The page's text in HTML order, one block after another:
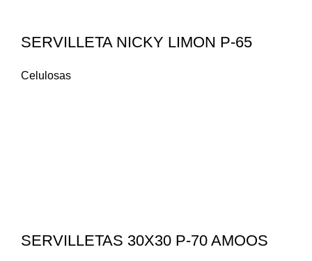
SERVILLETA NICKY LIMON P-65
Celulosas
SERVILLETAS 30X30 P-70 AMOOS